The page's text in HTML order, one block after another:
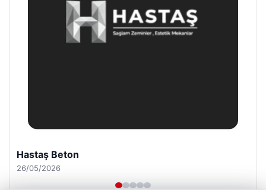
Enes Kaplan Avukatlık Bürosu
28/04/2026